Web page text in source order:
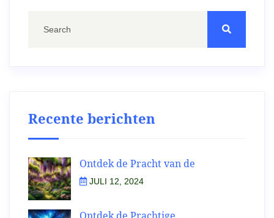
Recente berichten
Ontdek de Pracht van de
JULI 12, 2024